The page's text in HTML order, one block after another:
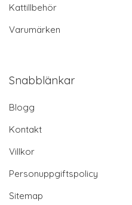
Kattillbehör
Varumärken
Snabblänkar
Blogg
Kontakt
Villkor
Personuppgiftspolicy
Sitemap